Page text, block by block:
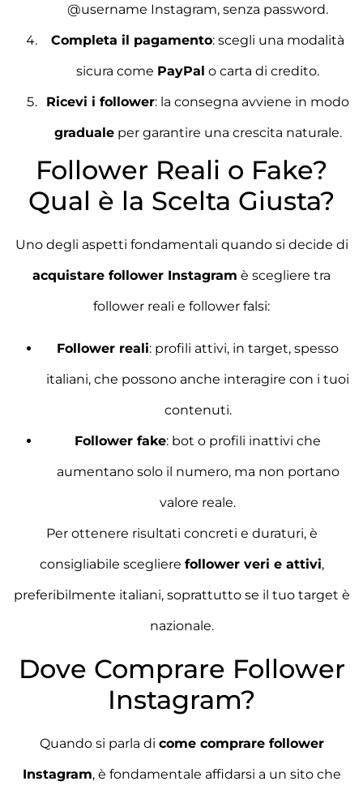
@username Instagram, senza password.
Completa il pagamento: scegli una modalità
sicura come PayPal o carta di credito.
Ricevi i follower: la consegna avviene in modo
gradualeper garantire una crescita naturale.
Follower Reali o Fake?
Qual è la Scelta Giusta?
Uno degli aspetti fondamentali quando si decide di
acquistare follower Instagram è scegliere tra
follower reali e follower falsi:
Follower reali: profili attivi, in target, spesso
italiani, che possono anche interagire con i tuoi
contenuti.
Follower fake: bot o profili inattivi che
aumentano solo il numero, ma non portano
valore reale.
Per ottenere risultati concreti e duraturi, è
consigliabile scegliere follower veri e attivi,
preferibilmente italiani, soprattutto se il tuo target è
nazionale.
Dove Comprare Follower
Instagram?
Quando si parla di come comprare follower
Instagram, è fondamentale affidarsi a un sito che